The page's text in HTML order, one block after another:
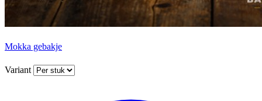
Mokka gebakje
Variant